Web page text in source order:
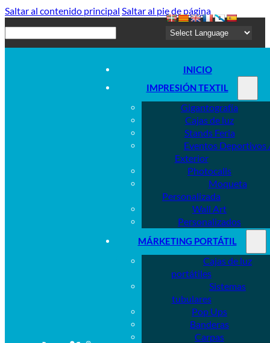
Saltar al contenido principal Saltar al pie de página
INICIO
IMPRESIÓN TEXTIL
Gigantografía
Cajas de luz
Stands Feria
Eventos Deportivos
Exterior
Photocalls
Moqueta
Personalizada
Wall Art
Personalizados
MÁRKETING PORTÁTIL
Cajas de luz
portátiles
Sistemas
tubulares
Pop Ups
Banderas
Carpas